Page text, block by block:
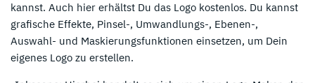
kannst. Auch hier erhältst Du das Logo kostenlos. Du kannst
grafische Effekte, Pinsel-, Umwandlungs-, Ebenen-,
Auswahl- und Maskierungsfunktionen einsetzen, um Dein
eigenes Logo zu erstellen.